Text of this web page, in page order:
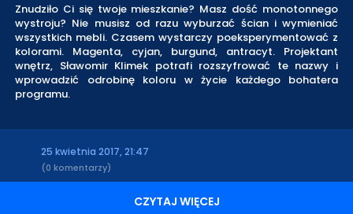
Znudziło Ci się twoje mieszkanie? Masz dość monotonnego
wystroju? Nie musisz od razu wyburzać ścian i wymieniać
wszystkich mebli. Czasem wystarczy poeksperymentować z
kolorami. Magenta, cyjan, burgund, antracyt. Projektant
wnętrz, Sławomir Klimek potrafi rozszyfrować te nazwy i
wprowadzić odrobinę koloru w życie każdego bohatera
programu.
25 kwietnia 2017, 21:47
(0 komentarzy)
CZYTAJ WIĘCEJ